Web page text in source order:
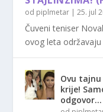
od piplmetar |25. jul
Čuveni teniser
ovog leta održavaju
Ovu
krije!
odgovor…